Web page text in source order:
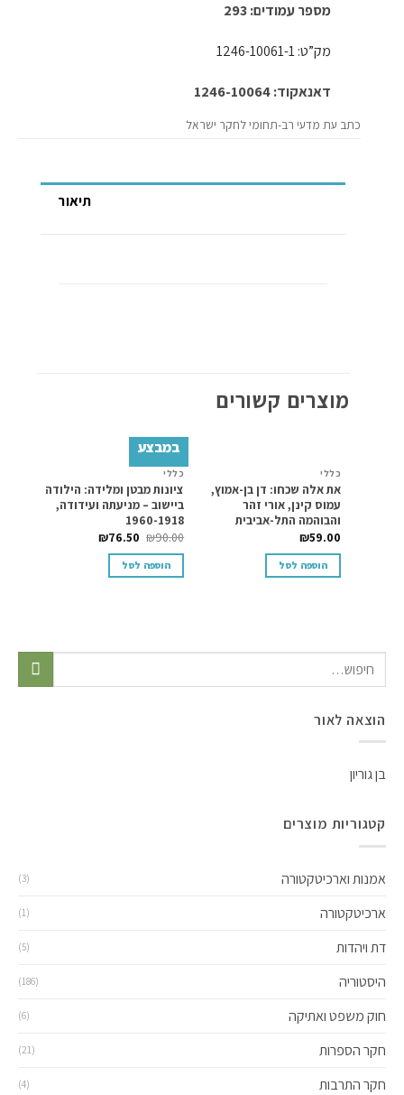
הוצאה לאור
בן גוריון
קטגוריות מוצרים
אמנות וארכיטקטורה (3)
ארכיטקטורה (1)
דת ויהדות (5)
היסטוריה (186)
חוק משפט ואתיקה (6)
חקר הספרות (21)
חקר התרבות (4)
מספר עמודים: 293
מק”ט: 1246-10061-1
דאנאקוד: 1246-10064
כתב עת מדעי רב-תחומי לחקר ישראל
תיאור
מוצרים קשורים
wishlist
כללי
את אלה שכחו: דן בן-אמוץ,
עמוס קינן, אורי זהר
והבוהמה התל-אביבית
₪59.00
הוספה לסל
במבצע
Add to
wishlist
כללי
ציונות מבטן ומלידה: הילודה
ביישוב – מניעתה ועידודה,
1960-1918
₪90.00
₪76.50
הוספה לסל